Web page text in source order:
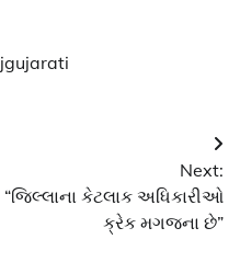
Next:
“જિલ્લાના કેટલાક અધિકારીઓ
ક્રેક મગજના છે”